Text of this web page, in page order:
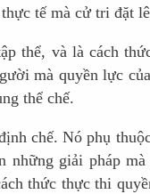
tế mà cử tri đặt
thể, và là cách
mà quyền lực
thể chế.
chế. Nó phụ
giải pháp
thức thực thi